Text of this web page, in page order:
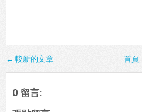
← 較新的文章 首頁
0 留言: